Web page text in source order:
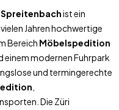
Spreitenbachist ein
Jahren hochwertige
Bereich Möbelspedition
einem modernen Fuhrpark
und termingerechte
Die Züri